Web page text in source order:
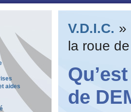
aides
V.D.I.C. »
la roue
de